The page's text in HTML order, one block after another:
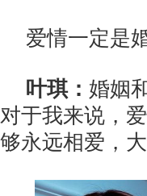
爱情一定是
叶琪： 婚姻
对于我来说，
够永远相爱，